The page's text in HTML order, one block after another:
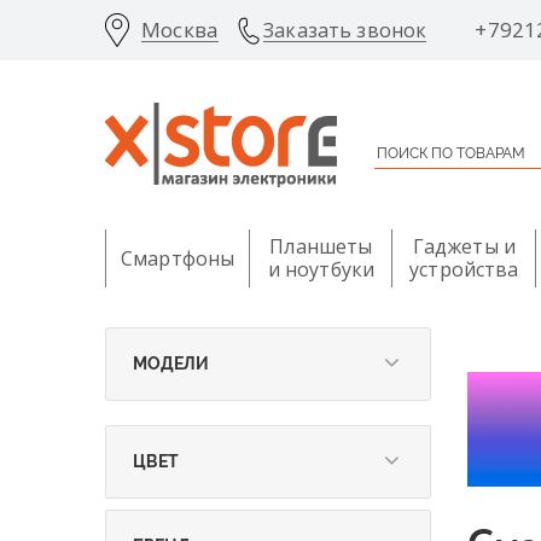
Москва Заказать звонок
Смартфоны
Планшеты
и ноутбуки
Гаджеты и
устройства
МОДЕЛИ
ЦВЕТ
Белый (1)